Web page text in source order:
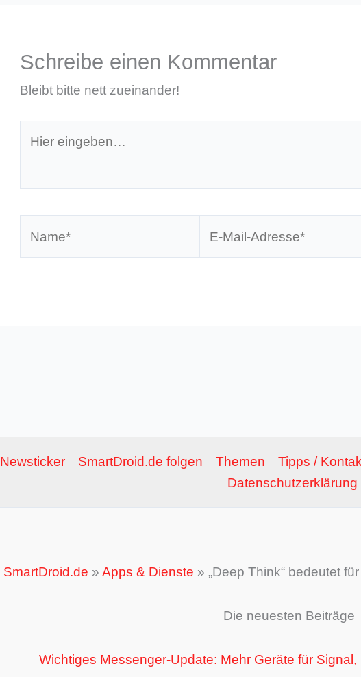
Schreibe einen Kommentar
Bleibt bitte nett zueinander!
eingeben…
Newsticker SmartDroid.de folgen Themen Tipps /
Datenschutzerklärung
SmartDroid.de » Apps & Dienste » „Deep Think“ bedeutet
Die neuesten Beiträge
Wichtiges Messenger-Update: Mehr Geräte für